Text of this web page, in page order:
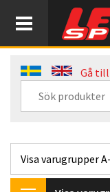
Gå till